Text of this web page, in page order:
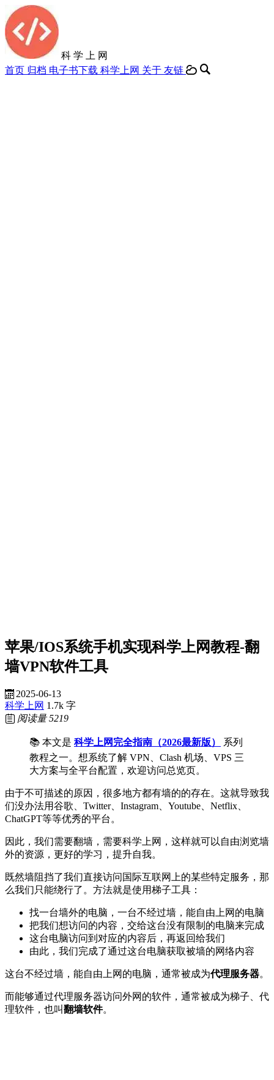
科 学 上 网
首页 归档 电子书下载 科学上网 关于 友链
苹果/IOS系统手机实现科学上网教程-翻
墙VPN软件工具
2025-06-13
科学上网 1.7k 字
阅读量5219
📚 本文是 科学上网完全指南（2026最新版）
系列
教程之一。想系统了解 VPN、Clash 机场、VPS 三
大方案与全平台配置，欢迎访问总览页。
由于不可描述的原因，很多地方都有墙的的存在。这就导致我
们没办法用谷歌、Twitter、Instagram、Youtube、Netflix、
ChatGPT等等优秀的平台。
因此，我们需要翻墙，需要科学上网，这样就可以自由浏览墙
外的资源，更好的学习，提升自我。
既然墙阻挡了我们直接访问国际互联网上的某些特定服务，那
么我们只能绕行了。方法就是使用梯子工具：
找一台墙外的电脑，一台不经过墙，能自由上网的电脑
把我们想访问的内容，交给这台没有限制的电脑来完成
这台电脑访问到对应的内容后，再返回给我们
由此，我们完成了通过这台电脑获取被墙的网络内容
这台不经过墙，能自由上网的电脑，通常被成为代理服务器。
而能够通过代理服务器访问外网的软件，通常被成为梯子、代
理软件，也叫翻墙软件。